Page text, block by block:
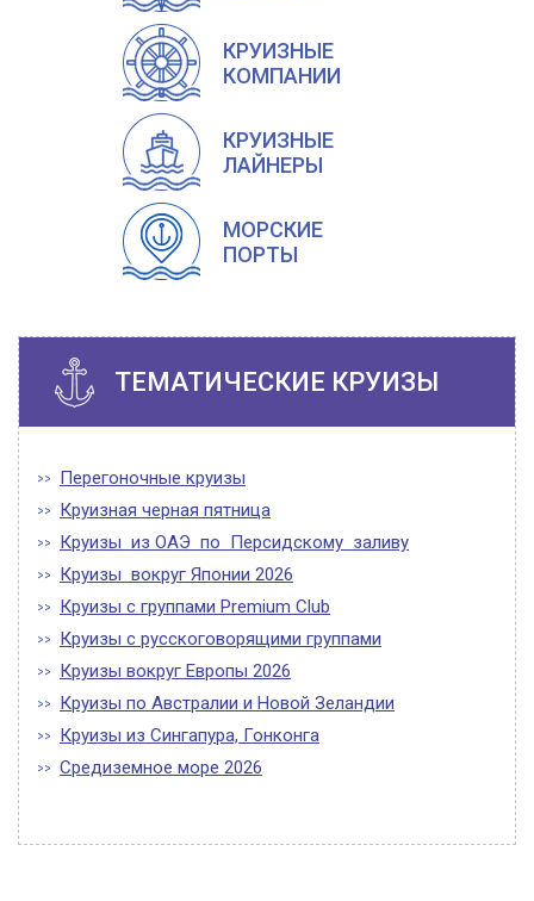
КРУИЗНЫЕ
КОМПАНИИ
КРУИЗНЫЕ
ЛАЙНЕРЫ
МОРСКИЕ
ПОРТЫ
ТЕМАТИЧЕСКИЕ КРУИЗЫ
Перегоночные круизы
Круизная черная пятница
Круизы из ОАЭ по Персидскому заливу
Круизы вокруг Японии 2026
Круизы с группами Premium Club
Круизы с русскоговорящими группами
Круизы вокруг Европы 2026
Круизы по Австралии и Новой Зеландии
Круизы из Сингапура, Гонконга
Средиземное море 2026